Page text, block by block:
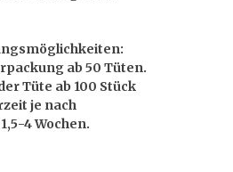
ab 50 Tüten.
Tüte ab 100 Stück
je nach
4 Wochen.